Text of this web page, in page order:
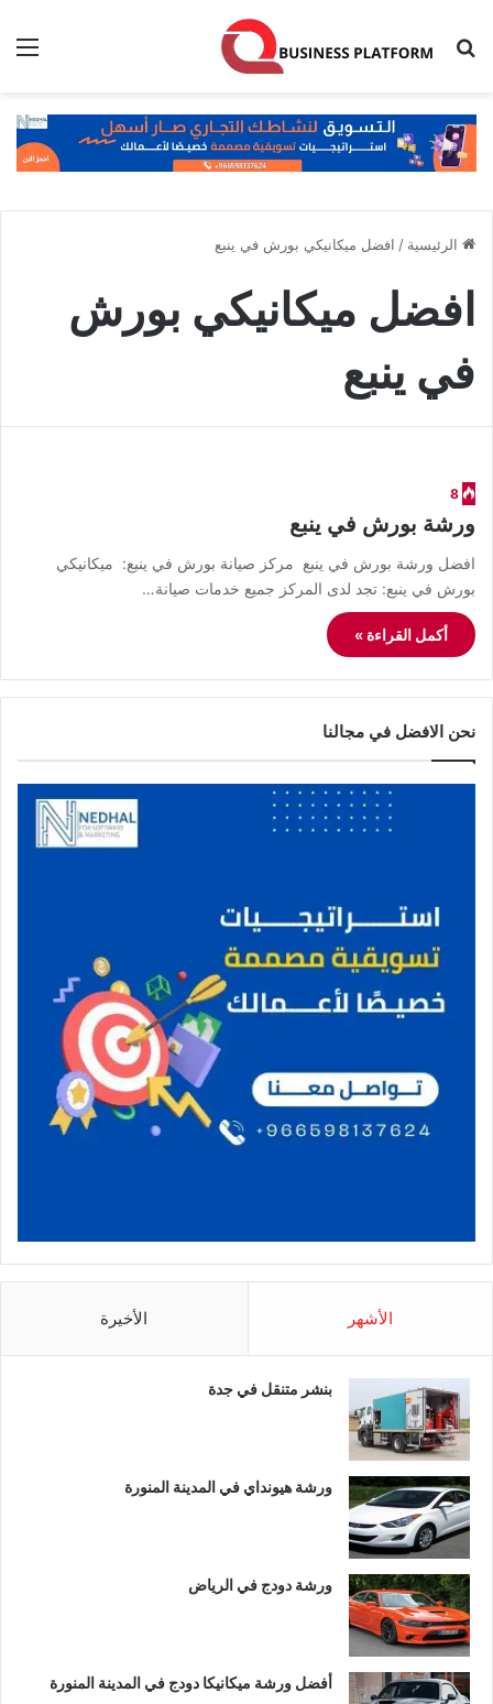
بحث عن
الرئيسية / افضل ميكانيكي بورش في ينبع
افضل ميكانيكي بورش
في ينبع
8
ورشة بورش في ينبع
افضل ورشة بورش في ينبع مركز صيانة بورش في ينبع: ميكانيكي
بورش في ينبع: تجد لدى المركز جميع خدمات صيانة…
أكمل القراءة »
نحن الافضل في مجالنا
الأشهر الأخيرة
بنشر متنقل في جدة
ورشة هيونداي في المدينة المنورة
ورشة دودج في الرياض
أفضل ورشة ميكانيكا دودج في المدينة المنورة